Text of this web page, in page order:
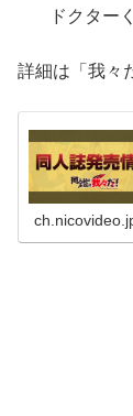
ドクター
詳細は「我々